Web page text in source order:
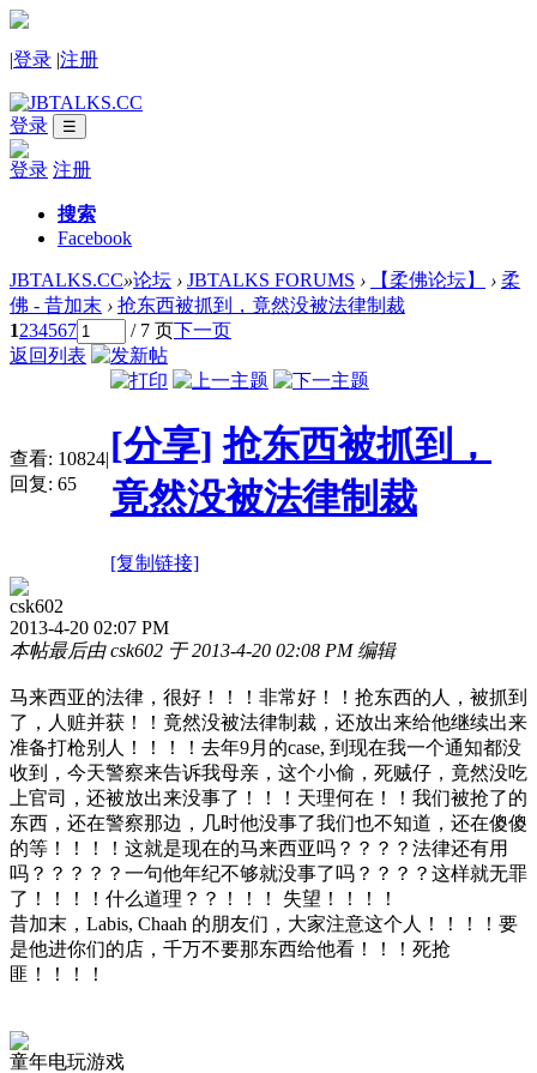
|登录 |注册
登录 ☰
登录 注册
搜索
Facebook
JBTALKS.CC»论坛 › JBTALKS FORUMS › 【柔佛论坛】 › 柔
佛 - 昔加末 › 抢东西被抓到，竟然没被法律制裁
1234567 / 7 页下一页
返回列表
查看: 10824|
回复: 65
[分享] 抢东西被抓到，
竟然没被法律制裁
[复制链接]
csk602
2013-4-20 02:07 PM
本帖最后由 csk602 于 2013-4-20 02:08 PM 编辑
马来西亚的法律，很好！！！非常好！！抢东西的人，被抓到
了，人赃并获！！竟然没被法律制裁，还放出来给他继续出来
准备打枪别人！！！！去年9月的case, 到现在我一个通知都没
收到，今天警察来告诉我母亲，这个小偷，死贼仔，竟然没吃
上官司，还被放出来没事了！！！天理何在！！我们被抢了的
东西，还在警察那边，几时他没事了我们也不知道，还在傻傻
的等！！！！这就是现在的马来西亚吗？？？？法律还有用
吗？？？？？一句他年纪不够就没事了吗？？？？这样就无罪
了！！！！什么道理？？！！！ 失望！！！！
昔加末，Labis, Chaah 的朋友们，大家注意这个人！！！！要
是他进你们的店，千万不要那东西给他看！！！死抢
匪！！！！
童年电玩游戏